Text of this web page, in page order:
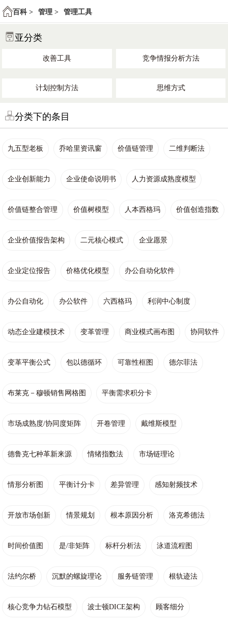
百科 > 管理 > 管理工具
亚分类
改善工具 竞争情报分析方法
计划控制方法 思维方式
分类下的条目
九五型老板 乔哈里资讯窗 价值链管理 二维判断法
企业创新能力 企业使命说明书 人力资源成熟度模型
价值链整合管理 价值树模型 人本西格玛 价值创造指数
企业价值报告架构 二元核心模式 企业愿景
企业定位报告 价格优化模型 办公自动化软件
办公自动化 办公软件 六西格玛 利润中心制度
动态企业建模技术 变革管理 商业模式画布图 协同软件
变革平衡公式 包以德循环 可靠性框图 德尔菲法
布莱克－穆顿销售网格图 平衡需求积分卡
市场成熟度/协同度矩阵 开卷管理 戴维斯模型
德鲁克七种革新来源 情绪指数法 市场链理论
情形分析图 平衡计分卡 差异管理 感知射频技术
开放市场创新 情景规划 根本原因分析 洛克希德法
时间价值图 是/非矩阵 标杆分析法 泳道流程图
法约尔桥 沉默的螺旋理论 服务链管理 根轨迹法
核心竞争力钻石模型 波士顿DICE架构 顾客细分